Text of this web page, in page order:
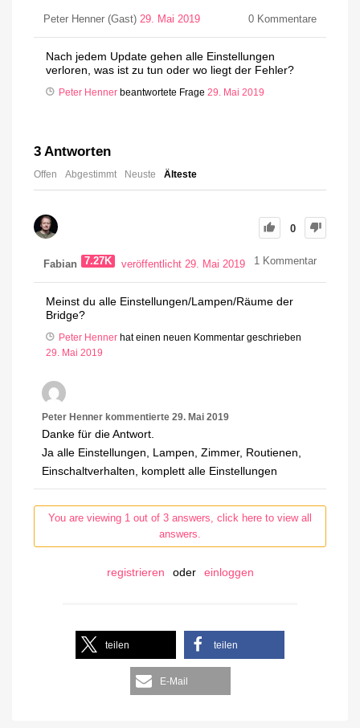
Peter Henner (Gast) 29. Mai 2019 0 Kommentare
Nach jedem Update gehen alle Einstellungen
verloren, was ist zu tun oder wo liegt der Fehler?
Peter Henner beantwortete Frage 29. Mai 2019
3 Antworten
Offen Abgestimmt Neuste Älteste
0
Fabian 7.27K veröffentlicht 29. Mai 2019 1 Kommentar
Meinst du alle Einstellungen/Lampen/Räume der
Bridge?
Peter Henner hat einen neuen Kommentar geschrieben
29. Mai 2019
Peter Henner kommentierte 29. Mai 2019
Danke für die Antwort.
Ja alle Einstellungen, Lampen, Zimmer, Routienen,
Einschaltverhalten, komplett alle Einstellungen
You are viewing 1 out of 3 answers, click here to view all
answers.
registrieren oder einloggen
teilen teilen
E-Mail